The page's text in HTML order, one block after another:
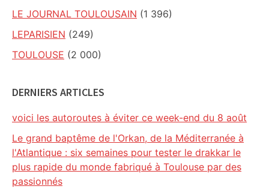
LE JOURNAL TOULOUSAIN (1 396)
LEPARISIEN (249)
TOULOUSE (2 000)
DERNIERS ARTICLES
voici les autoroutes à éviter ce week-end du 8 août
Le grand baptême de l'Orkan, de la Méditerranée à
l'Atlantique : six semaines pour tester le drakkar le
plus rapide du monde fabriqué à Toulouse par des
passionnés